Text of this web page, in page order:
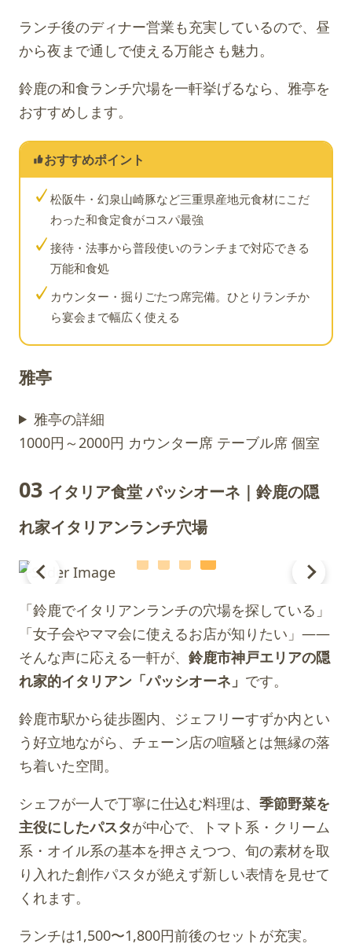
ランチ後のディナー営業も充実しているので、昼
から夜まで通しで使える万能さも魅力。
鈴鹿の和食ランチ穴場を一軒挙げるなら、雅亭を
おすすめします。
おすすめポイント
✓松阪牛・幻泉山崎豚など三重県産地元食材にこだ
わった和食定食がコスパ最強
✓接待・法事から普段使いのランチまで対応できる
万能和食処
✓ カウンター・掘りごたつ席完備。ひとりランチか
ら宴会まで幅広く使える
雅亭
雅亭の詳細
1000円～2000円 カウンター席 テーブル席 個室
03 イタリア食堂 パッシオーネ｜鈴鹿の隠
れ家イタリアンランチ穴場
「鈴鹿でイタリアンランチの穴場を探している」
「女子会やママ会に使えるお店が知りたい」——
そんな声に応える一軒が、 鈴鹿市神戸エリアの隠
れ家的イタリアン「パッシオーネ」 です。
鈴鹿市駅から徒歩圏内、ジェフリーすずか内とい
う好立地ながら、チェーン店の喧騒とは無縁の落
ち着いた空間。
シェフが一人で丁寧に仕込む料理は、 季節野菜を
主役にしたパスタが中心で、トマト系・クリーム
系・オイル系の基本を押さえつつ、旬の素材を取
り入れた創作パスタが絶えず新しい表情を見せて
くれます。
ランチは1,500〜1,800円前後のセットが充実。